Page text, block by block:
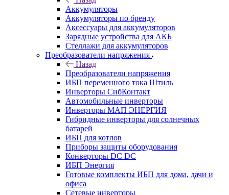
Аккумуляторы
Аккумуляторы по бренду
Аксессуары для аккумуляторов
Зарядные устройства для АКБ
Стеллажи для аккумуляторов
Преобразователи напряжения
Назад
Преобразователи напряжения
ИБП переменного тока Штиль
Инверторы СибКонтакт
Автомобильные инверторы
Инверторы МАП ЭНЕРГИЯ
Гибридные инверторы для солнечных
батарей
ИБП для котлов
Приборы защиты оборудования
Конверторы DC DC
ИБП Энергия
Готовые комплекты ИБП для дома, дачи и
офиса
Сетевые инверторы